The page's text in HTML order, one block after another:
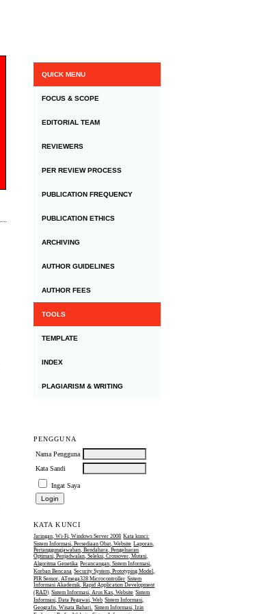
QUICK MENU
FOCUS & SCOPE
EDITORIAL TEAM
REVIEWERS
PER REVIEW PROCESS
PUBLICATION FREQUENCY
PUBLICATION ETHICS
ARCHIVING
AUTHOR GUIDELINES
AUTHOR FEES
TOOLS
TEMPLATE
INDEX
PLAGIARISM & WRITING
PENGGUNA
Nama Pengguna
Kata Sandi
Ingat Saya
KATA KUNCI
Jaringan, Wi-Fi, Windows Server 2008 Kata kunci:
Sistem Informasi, Persediaan Obat, Website Laporan,
Pertanggungjawaban, Bendahara, Pengeluaran
Optimasi, Penjadwalan, Seleksi, Crossover, Mutasi,
Algoritma Genetika Perancangan, Sistem Informasi,
Korban Bencana Security System, Prototyping Model,
PIR Sensor, ATmega328 Microcontroller Sistem
Informasi Akademik, Rapid Application Development
(RAD) Sistem Informasi, Arus Kas, Website Sistem
Informasi, Data Pegawai, Web Sistem Informasi,
Geografis, Wisata Bahari. Sistem Informasi, Izin